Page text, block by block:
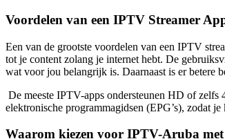
Voordelen van een IPTV Streamer
Een van de grootste voordelen van een IPTV
tot je content zolang je internet hebt. De
wat voor jou belangrijk is. Daarnaast is er betere
De meeste IPTV-apps ondersteunen HD of
elektronische programmagidsen (EPG’s), zodat
Waarom kiezen voor IPTV-Aruba